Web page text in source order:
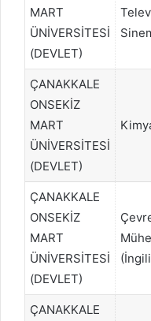
MART
ÜNİVERSİTESİ
(DEVLET)
ÇANAKKALE
ONSEKİZ
MART
ÜNİVERSİTESİ
(DEVLET)
ÇANAKKALE
ONSEKİZ
MART
ÜNİVERSİTESİ
(DEVLET)
ÇANAKKALE